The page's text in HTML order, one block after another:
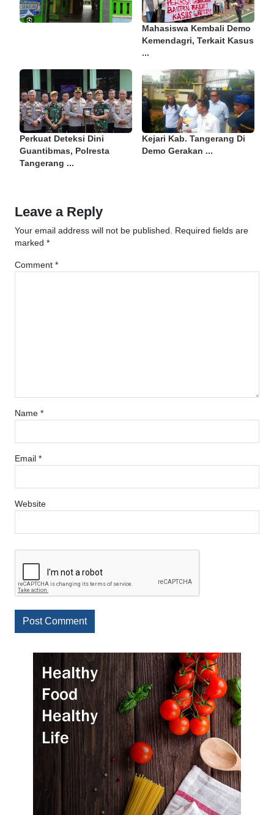
Mahasiswa Kembali Demo
Kemendagri, Terkait Kasus
...
Perkuat Deteksi Dini
Guantibmas, Polresta
Tangerang ...
Kejari Kab. Tangerang Di
Demo Gerakan ...
Leave a Reply
Your email address will not be published.
Required fields are
marked *
Comment *
Name *
Email *
Website